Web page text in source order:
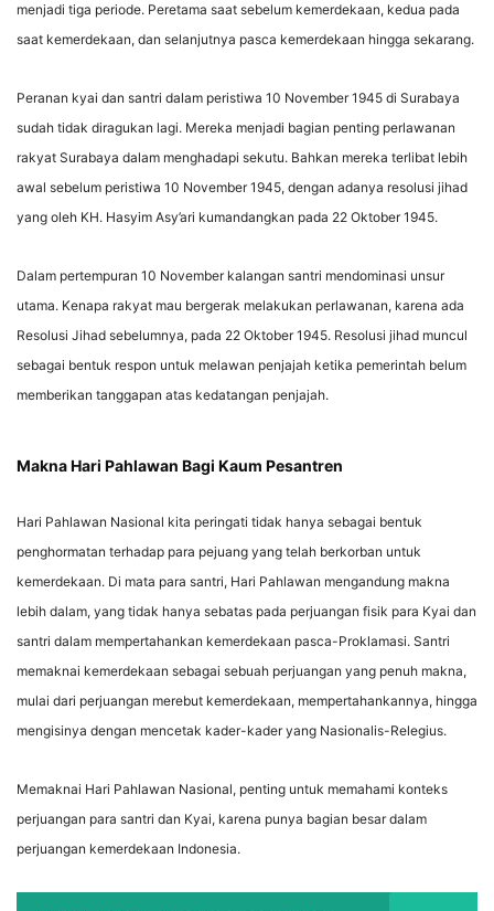
menjadi tiga periode. Peretama saat sebelum kemerdekaan, kedua pada
saat kemerdekaan, dan selanjutnya pasca kemerdekaan hingga sekarang.
Peranan kyai dan santri dalam peristiwa 10 November 1945 di Surabaya
sudah tidak diragukan lagi. Mereka menjadi bagian penting perlawanan
rakyat Surabaya dalam menghadapi sekutu. Bahkan mereka terlibat lebih
awal sebelum peristiwa 10 November 1945, dengan adanya resolusi jihad
yang oleh KH. Hasyim Asy’ari kumandangkan pada 22 Oktober 1945.
Dalam pertempuran 10 November kalangan santri mendominasi unsur
utama. Kenapa rakyat mau bergerak melakukan perlawanan, karena ada
Resolusi Jihad sebelumnya, pada 22 Oktober 1945. Resolusi jihad muncul
sebagai bentuk respon untuk melawan penjajah ketika pemerintah belum
memberikan tanggapan atas kedatangan penjajah.
Makna Hari Pahlawan Bagi Kaum Pesantren
Hari Pahlawan Nasional kita peringati tidak hanya sebagai bentuk
penghormatan terhadap para pejuang yang telah berkorban untuk
kemerdekaan. Di mata para santri, Hari Pahlawan mengandung makna
lebih dalam, yang tidak hanya sebatas pada perjuangan fisik para Kyai dan
santri dalam mempertahankan kemerdekaan pasca-Proklamasi. Santri
memaknai kemerdekaan sebagai sebuah perjuangan yang penuh makna,
mulai dari perjuangan merebut kemerdekaan, mempertahankannya, hingga
mengisinya dengan mencetak kader-kader yang Nasionalis-Relegius.
Memaknai Hari Pahlawan Nasional, penting untuk memahami konteks
perjuangan para santri dan Kyai, karena punya bagian besar dalam
perjuangan kemerdekaan Indonesia.